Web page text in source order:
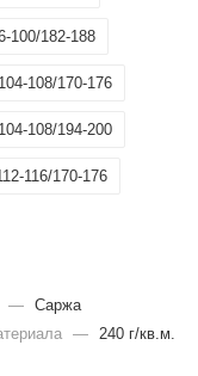
100/182-188
104-108/170-176
104-108/194-200
116/170-176
136-140/182-188
—
Саржа
—
240 г/кв.м.